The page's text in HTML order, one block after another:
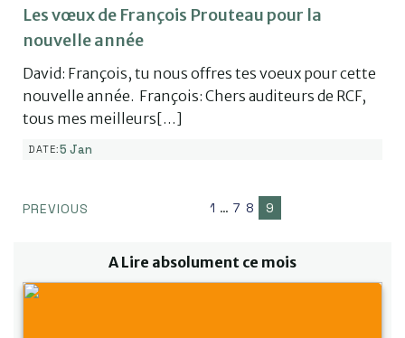
Les vœux de François Prouteau pour la
nouvelle année
David: François, tu nous offres tes voeux pour cette
nouvelle année. François: Chers auditeurs de RCF,
tous mes meilleurs[…]
DATE:5 Jan
PREVIOUS 1 … 7 8 9
A Lire absolument ce mois